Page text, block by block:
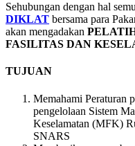
Sehubungan dengan hal
DIKLAT bersama para
akan mengadakan
FASILITAS DAN
TUJUAN
Memahami Peraturan
pengelolaan Sistem
Keselamatan (MFK)
SNARS